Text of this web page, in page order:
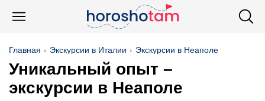
Главная Экскурсии в Италии Экскурсии в Неаполе
Уникальный опыт –
экскурсии в Неаполе